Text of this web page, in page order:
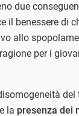
due
il benessere di
allo
per i
la presenza dei